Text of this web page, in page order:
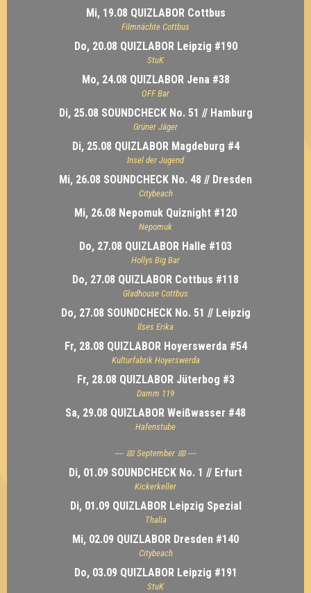
Mi, 19.08 QUIZLABOR Cottbus
Filmnächte Cottbus
Do, 20.08 QUIZLABOR Leipzig #190
StuK
Mo, 24.08 QUIZLABOR Jena #38
OFF Bar
Di, 25.08 SOUNDCHECK No. 51 // Hamburg
Grüner Jäger
Di, 25.08 QUIZLABOR Magdeburg #4
Insel der Jugend
Mi, 26.08 SOUNDCHECK No. 48 // Dresden
Citybeach
Mi, 26.08 Nepomuk Quiznight #120
Nepomuk
Do, 27.08 QUIZLABOR Halle #103
Hollys Big Bar
Do, 27.08 QUIZLABOR Cottbus #118
Gladhouse Cottbus
Do, 27.08 SOUNDCHECK No. 51 // Leipzig
Ilses Erika
Fr, 28.08 QUIZLABOR Hoyerswerda #54
Kulturfabrik Hoyerswerda
Fr, 28.08 QUIZLABOR Jüterbog #3
Damm 119
Sa, 29.08 QUIZLABOR Weißwasser #48
Hafenstube
---- 📅 September 📅 ----
Di, 01.09 SOUNDCHECK No. 1 // Erfurt
Kickerkeller
Di, 01.09 QUIZLABOR Leipzig Spezial
Thalia
Mi, 02.09 QUIZLABOR Dresden #140
Citybeach
Do, 03.09 QUIZLABOR Leipzig #191
StuK